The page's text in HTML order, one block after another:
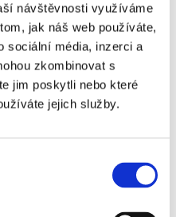
návštěvnosti využíváme
jak náš web používáte,
sociální média, inzerci a
zkombinovat s
jim poskytli nebo které
jejich služby.
se